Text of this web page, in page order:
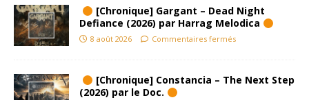
[Chronique] Gargant – Dead Night
Defiance (2026) par Harrag Melodica
8 août 2026 Commentaires fermés
[Chronique] Constancia – The Next Step
(2026) par le Doc.